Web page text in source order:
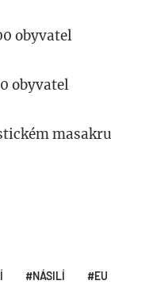
obyvatel
obyvatel
masakru
NÁSILÍ EU